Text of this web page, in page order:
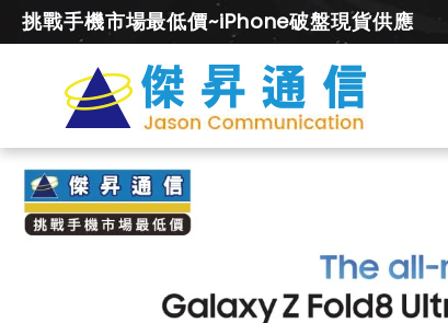
挑戰手機市場最低價~iPhone破盤現貨供應